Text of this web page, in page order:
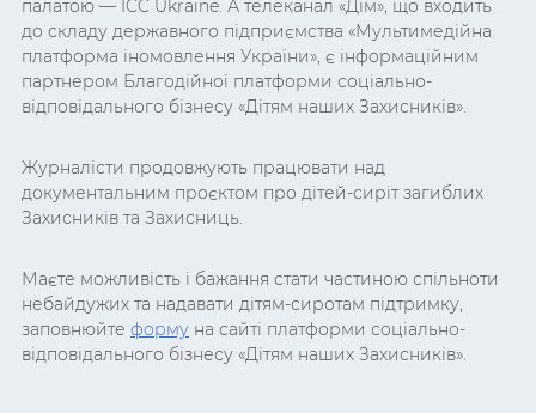
палатою — ICC Ukraine. А телеканал «Дім», що входить
до складу державного підприємства «Мультимедійна
платформа іномовлення України», є інформаційним
партнером Благодійної платформи соціально-
відповідального бізнесу «Дітям наших Захисників».
Журналісти продовжують працювати над
документальним проєктом про дітей-сиріт загиблих
Захисників та Захисниць.
Маєте можливість і бажання стати частиною спільноти
небайдужих та надавати дітям-сиротам підтримку,
заповнюйте форму на сайті платформи соціально-
відповідального бізнесу «Дітям наших Захисників».